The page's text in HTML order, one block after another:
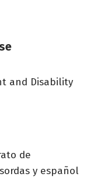
and Disability
de
y español